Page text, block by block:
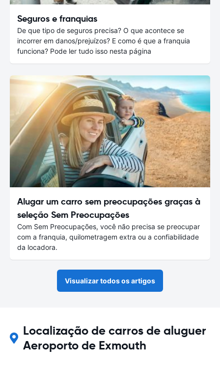
Seguros e franquias
De que tipo de seguros precisa? O que acontece se
incorrer em danos/prejuízos? E como é que a franquia
funciona? Pode ler tudo isso nesta página
Alugar um carro sem preocupações graças à
seleção Sem Preocupações
Com Sem Preocupações, você não precisa se preocupar
com a franquia, quilometragem extra ou a confiabilidade
da locadora.
Visualizar todos os artigos
Localização de carros de aluguer
Aeroporto de Exmouth